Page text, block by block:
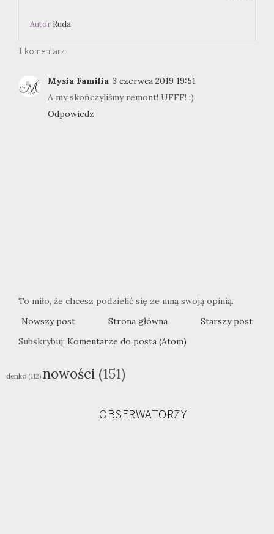
Autor Ruda
1 komentarz:
Mysia Familia 3 czerwca 2019 19:51
A my skończyliśmy remont! UFFF! :)
Odpowiedz
To miło, że chcesz podzielić się ze mną swoją opinią.
Nowszy post
Starszy post
Strona główna
Subskrybuj: Komentarze do posta (Atom)
denko (112) nowości (151)
OBSERWATORZY